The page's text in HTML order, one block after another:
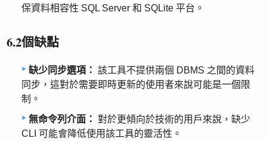
保資料相容性 SQL Server 和 SQLite 平台。
6.2個缺點
缺少同步選項： 該工具不提供兩個 DBMS 之間的資料
同步，這對於需要即時更新的使用者來說可能是一個限
制。
無命令列介面： 對於更傾向於技術的用戶來說，缺少
CLI 可能會降低使用該工具的靈活性。